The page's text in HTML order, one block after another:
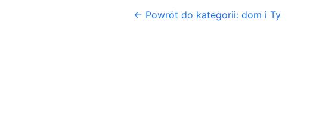
← Powrót do kategorii: dom i Ty